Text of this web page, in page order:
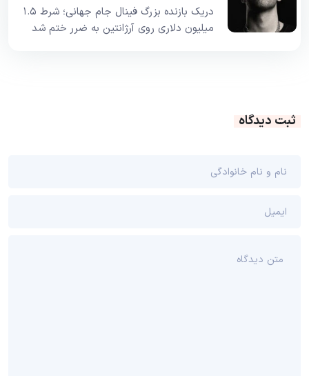
دریک بازنده بزرگ فینال جام جهانی؛ شرط ۱.۵
میلیون دلاری روی آرژانتین به ضرر ختم شد
ثبت دیدگاه